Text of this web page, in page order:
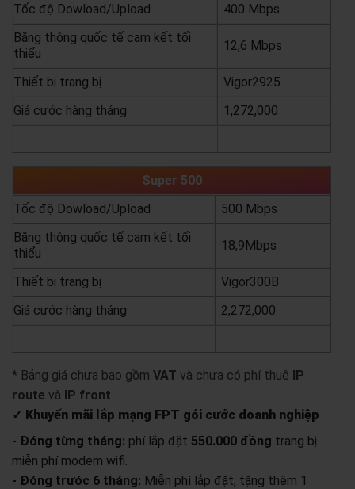
Tốc độ Dowload/Upload
400 Mbps
Băng thông quốc tế cam kết tối
thiểu
12,6 Mbps
Thiết bị trang bị
Vigor2925
Giá cước hàng tháng
1,272,000
Super 500
Tốc độ Dowload/Upload
500 Mbps
Băng thông quốc tế cam kết tối
thiểu
18,9Mbps
Thiết bị trang bị
Vigor300B
Giá cước hàng tháng
2,272,000
* Bảng giá chưa bao gồm VAT và chưa có phí thuê IP
route và IP front
✓ Khuyến mãi lắp mạng FPT gói cước doanh nghiệp
- Đóng từng tháng: phí lắp đặt 550.000 đồng trang bị
miễn phí modem wifi.
- Đóng trước 6 tháng: Miễn phí lắp đặt, tặng thêm 1